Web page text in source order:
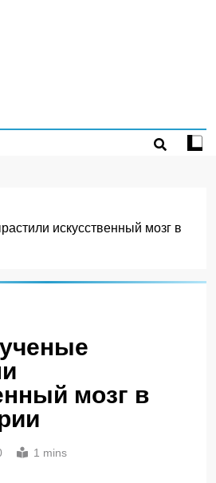
искусственный мозг в
мозг в
1 mins